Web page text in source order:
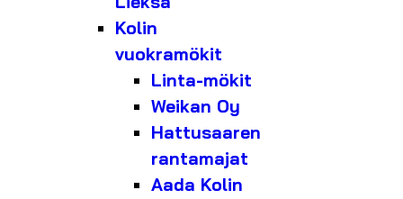
Kolin
vuokramökit
Linta-mökit
Weikan Oy
Hattusaaren
rantamajat
Aada Kolin